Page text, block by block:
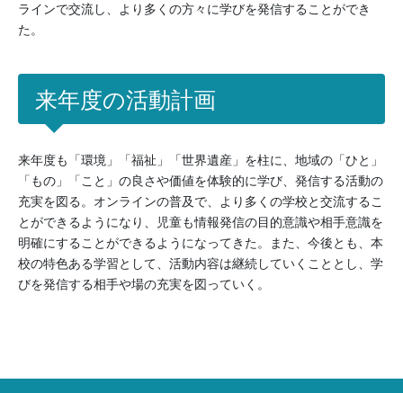
ラインで交流し、より多くの方々に学びを発信することができ
た。
来年度の活動計画
来年度も「環境」「福祉」「世界遺産」を柱に、地域の「ひと」
「もの」「こと」の良さや価値を体験的に学び、発信する活動の
充実を図る。オンラインの普及で、より多くの学校と交流するこ
とができるようになり、児童も情報発信の目的意識や相手意識を
明確にすることができるようになってきた。また、今後とも、本
校の特色ある学習として、活動内容は継続していくこととし、学
びを発信する相手や場の充実を図っていく。